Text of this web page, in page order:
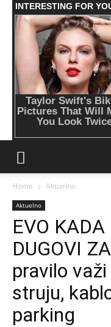
Home Aktuelno
Aktuelno
EVO
DUGOVI
pravilo
struju,
parking